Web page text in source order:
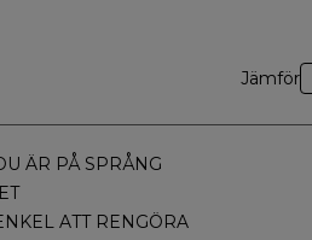
Jämför
ÄR PÅ SPRÅNG
ATT RENGÖRA